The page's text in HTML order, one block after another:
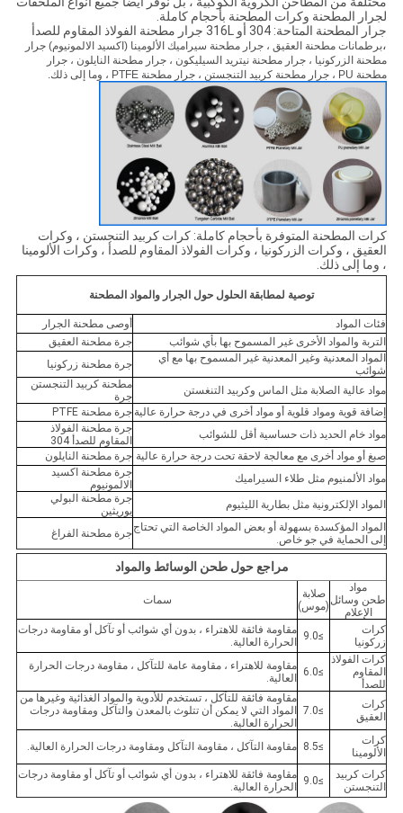
لجرار المطحنة وكرات المطحنة بأحجام كاملة.
جرار المطحنة المتاحة: 304 أو 316L جرار مطحنة الفولاذ المقاوم للصدأ
،برطمانات مطحنة العقيق ، جرار مطحنة سيراميك الألومينا (اكسيد الالمونيوم) جرار
مطحنة الزركونيا ، جرار مطحنة نيتريد السيليكون ، جرار مطحنة النايلون ، جرار
مطحنة PU ، جرار مطحنة كربيد التنجستن ، جرار مطحنة PTFE ، وما إلى ذلك.
كرات المطحنة المتوفرة بأحجام كاملة: كرات كربيد التنجستن ، وكرات
العقيق ، وكرات الزركونيا ، وكرات الفولاذ المقاوم للصدأ ، وكرات الألومينا
، وما إلى ذلك.
توصية لمطابقة الحلول حول الجرار والمواد المطحنة
فئات المواد
أوصى مطحنة الجرار
التربة والمواد الأخرى غير المسموح بها بأي شوائب
جرة مطحنة العقيق
المواد المعدنية وغير المعدنية غير المسموح بها مع أي
شوائب
جرة مطحنة زركونيا
مواد عالية الصلابة مثل الماس وكربيد التنغستن
مطحنة كربيد التنجستن
جرة
إضافة قوية ومواد قلوية أو مواد أخرى في درجة حرارة عالية جرة مطحنة PTFE
مواد خام الحديد ذات حساسية أقل للشوائب
جرة مطحنة الفولاذ
المقاوم للصدأ 304
صبغ أو مواد أخرى مع معالجة لاحقة تحت درجة حرارة عالية جرة مطحنة النايلون
مواد الألمنيوم مثل طلاء السيراميك
جرة مطحنة اكسيد
الالمونيوم
المواد الإلكترونية مثل بطارية الليثيوم
جرة مطحنة البولي
يوريثين
المواد المؤكسدة بسهولة أو بعض المواد الخاصة التي تحتاج
إلى الحماية في جو خاص.
جرة مطحنة الفراغ
مراجع حول طحن الوسائط والمواد
مواد
طحن وسائل
الإعلام
صلابة
(موس)
سمات
كرات
زركونيا
≥9.0
مقاومة فائقة للاهتراء ، بدون أي شوائب أو تآكل أو مقاومة درجات
الحرارة العالية.
كرات الفولاذ
المقاوم
للصدأ
≥6.0
مقاومة للاهتراء ، مقاومة عامة للتآكل ، مقاومة درجات الحرارة
العالية.
كرات
العقيق
≥7.0
مقاومة فائقة للتآكل ، تستخدم للأدوية والمواد الغذائية وغيرها من
المواد التي لا يمكن أن تتلوث بالمعدن والتآكل ومقاومة درجات
الحرارة العالية.
كرات
الألومينا
≥8.5 مقاومة التآكل ، مقاومة التآكل ومقاومة درجات الحرارة العالية.
كرات كربيد
التنجستن
≥9.0
مقاومة فائقة للاهتراء ، بدون أي شوائب أو تآكل أو مقاومة درجات
الحرارة العالية.